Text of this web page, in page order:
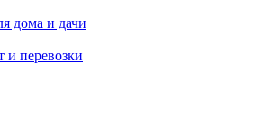
дома и дачи
и перевозки